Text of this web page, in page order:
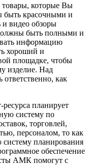
товары, которые Вы
быть красочными и
видео обзоры
быть полными и
информацию
хороший и
площадке, чтобы
изделие. Над
ответственно, как
планирует
систему по
торговлей,
персоналом, то как
систему планирования
обеспечение
АМК помогут с